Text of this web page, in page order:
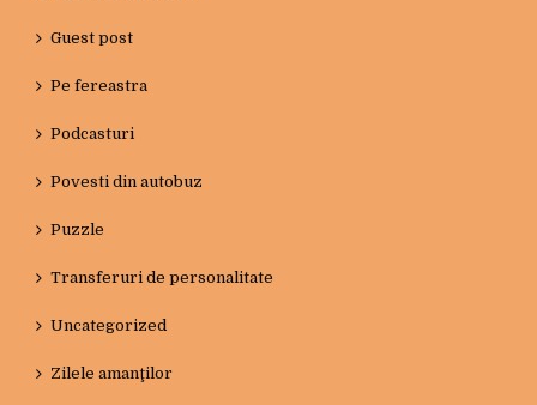
Guest post
Pe fereastra
Podcasturi
Povesti din autobuz
Puzzle
Transferuri de personalitate
Uncategorized
Zilele amanţilor